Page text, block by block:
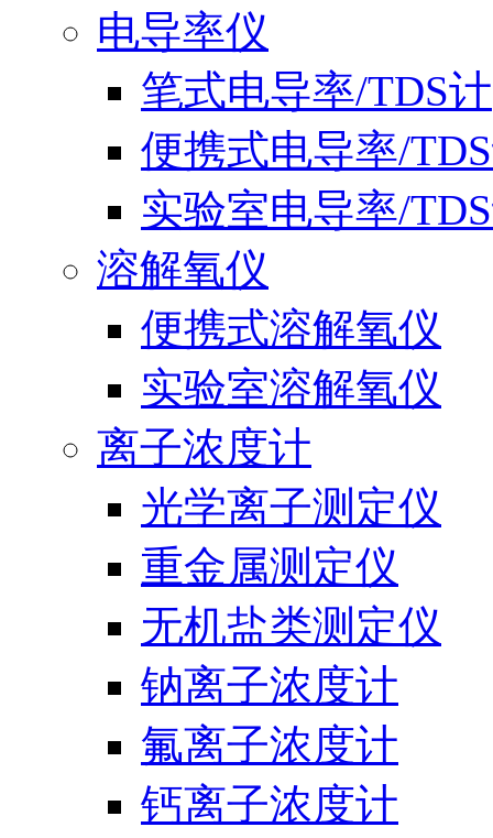
电导率仪
笔式电导率/TDS计
便携式电导率/
实验室电导率/
溶解氧仪
便携式溶解氧仪
实验室溶解氧仪
离子浓度计
光学离子测定仪
重金属测定仪
无机盐类测定仪
钠离子浓度计
氟离子浓度计
钙离子浓度计